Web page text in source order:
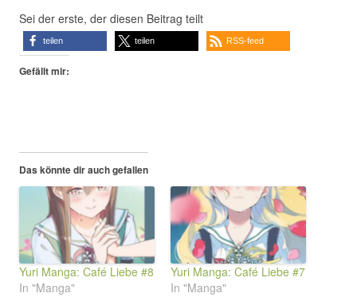
Sei der erste, der diesen Beitrag teilt
teilen teilen RSS-feed
Gefällt mir:
Das könnte dir auch gefallen
Yuri Manga: Café Liebe #8
In "Manga"
Yuri Manga: Café Liebe #7
In "Manga"